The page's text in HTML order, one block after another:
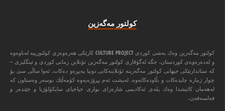
كولتور مه‌گه‌زین
كولتور مه‌گه‌زین وه‌ك به‌شی كوردی CULTURE PROJECT كارێكی هه‌ره‌وه‌زی كولتورییه‌ له‌ناوه‌وه‌
و له‌ده‌ره‌وه‌ی كوردستان. جگه‌ له‌گۆڤاری كولتور مه‌گه‌زین ئۆنلاین زمانی كوردی و ئینگلیزی –
كه‌ ستاندارتێكی جیهانی كولتور مه‌گه‌زینه‌ ئۆنلاینه‌كانی دونیا په‌یڕه‌و ده‌كات. ئه‌وا ‌ساڵی سێ بۆ
چوار ژماره‌ چاپده‌كات و بڵاوده‌كاته‌وه‌. له‌پشت ئه‌م پڕۆژه‌یه‌وه‌ كۆمه‌ڵێك نوسه‌ر وه‌ستاون كه‌
له‌هه‌مان كاتیشدا وه‌ك پله‌ی ئه‌كادیمی شاره‌زای بواری جیاجیای سایكۆلۆژیا و جێنده‌ر و
فه‌لسه‌فه‌ن.